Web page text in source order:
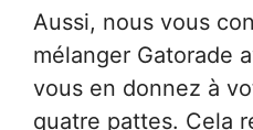
Aussi, nous vous
mélanger Gatorade
vous en donnez à
quatre pattes. Cela